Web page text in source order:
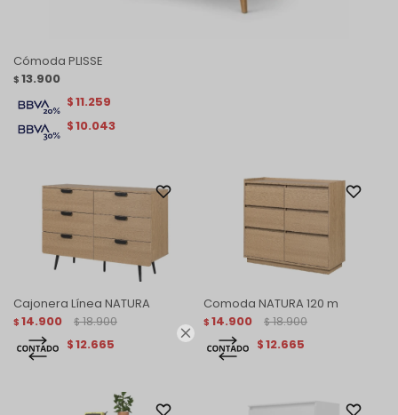

Cómoda PLISSE
$ 13.900
$10.043
$11.259
Cajonera Línea NATURA
$ 14.900 $ 18.900
$12.665
Comoda NATURA 120 m
$ 14.900 $ 18.900
$12.665